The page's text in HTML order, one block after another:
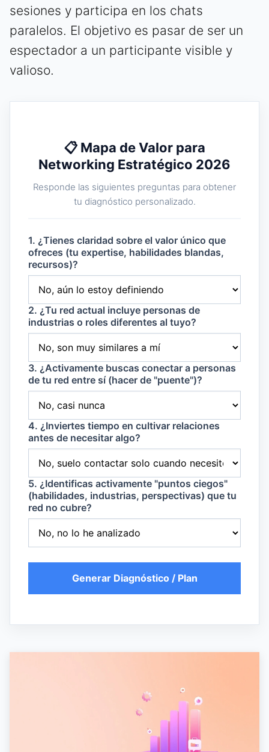
sesiones y participa en los chats
paralelos. El objetivo es pasar de ser un
espectador a un participante visible y
valioso.
📋 Mapa de Valor para
Networking Estratégico 2026
Responde las siguientes preguntas para obtener
tu diagnóstico personalizado.
1. ¿Tienes claridad sobre el valor único que
ofreces (tu expertise, habilidades blandas,
recursos)?
2. ¿Tu red actual incluye personas de
industrias o roles diferentes al tuyo?
3. ¿Activamente buscas conectar a personas
de tu red entre sí (hacer de "puente")?
4. ¿Inviertes tiempo en cultivar relaciones
antes de necesitar algo?
5. ¿Identificas activamente "puntos ciegos"
(habilidades, industrias, perspectivas) que tu
red no cubre?
Generar Diagnóstico / Plan